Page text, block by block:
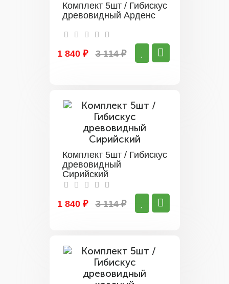
Комплект 5шт / Гибискус
древовидный Арденс
1 840 ₽ 3 114 ₽
Комплект 5шт / Гибискус
древовидный
Сирийский
1 840 ₽ 3 114 ₽